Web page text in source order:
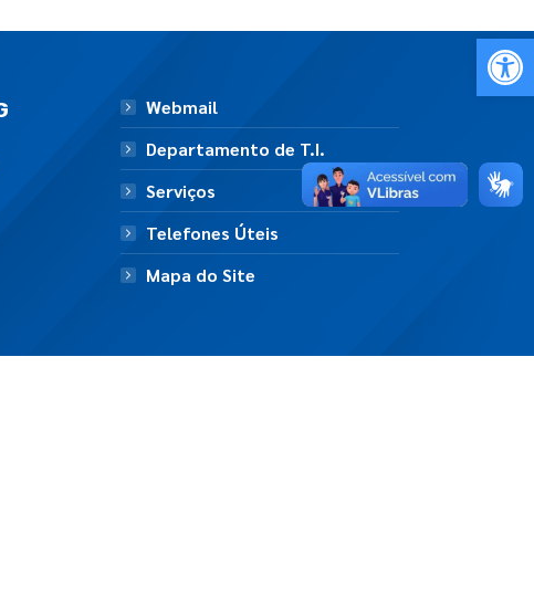
Webmail
Departamento de T.I.
Serviços
Telefones Úteis
Mapa do Site